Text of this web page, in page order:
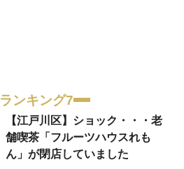
ランキング7
【江戸川区】ショック・・・老
舗喫茶「フルーツハウスれも
ん」が閉店していました